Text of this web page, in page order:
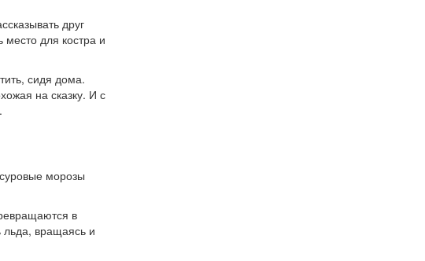
друг
место для костра и
сидя дома.
на сказку. И с
морозы
в
льда, вращаясь и